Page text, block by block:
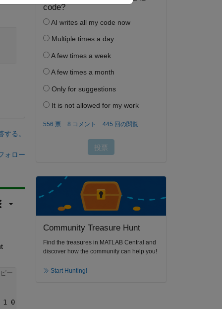
る。
ォロー
ー
0 1 1 0 1 0 1 0 1 0 1 0 1 0 1 0];
Community Treasure Hunt
Find the treasures in MATLAB Central and
discover how the community can help you!
Start Hunting!